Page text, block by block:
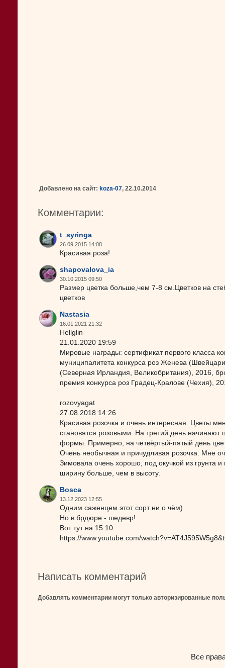
Добавлено на сайт: koza-07, 22.10.2014
Комментарии:
t_syringa
26.09.2015 14:08
Красивая роза!
shapovalova_ia
30.10.2015 09:50
Размер цветка больше,чем 7-8 см.Цветков на
цветков
Nastasia
16.01.2021 21:32
Hellglin
21.01.2020 19:59
Мировые награды: сертификат первого класса
муниципалитета конкурса роз Женева
(Северная Ирландия, Великобритания), 2016,
премия конкурса роз Градец-Кралове (Чехия),
rozovyagat
27.08.2018 14:26
Красивая розочка и очень интересная. Цветы
становятся розовыми. На третий день
формы. Примерно, на четвёртый-пятый день
Очень необычная и причудливая розочка. Мне
Зимовала очень хорошо, под окучкой из грунта
ширину больше, чем в высоту.
Bosca
13.12.2023 12:55
Одним саженцем этот сорт ни о чём)
Но в брдюре - шедевр!
Вот тут на 15.10:
https://www.youtube.com/
Написать комментарий
Добавлять комментарии могут только авторизированные
Все